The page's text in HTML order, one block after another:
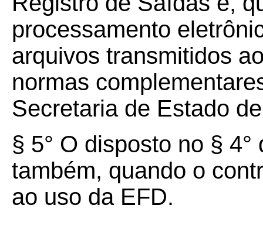
processamento
arquivos transmitidos
normas
Secretaria de Estado
§ 5° O disposto no §
também, quando o
ao uso da EFD.